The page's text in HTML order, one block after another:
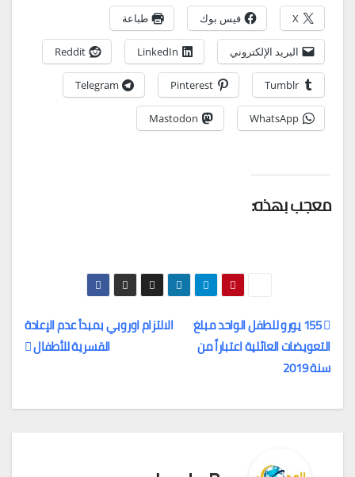
X فيس بوك طباعة
البريد الإلكتروني LinkedIn
Reddit
Tumblr
Pinterest
Telegram
WhatsApp
Mastodon
معجب بهذه:
تصفّح
الالتزام اوروبي بمبدأ عدم الإعادة
القسرية للأطفال
155 يورو للطفل الواحد مبلغ
التعويضات العائلية اعتباراً من
سنة 2019